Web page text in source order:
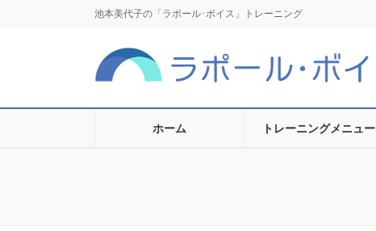
に
ョ
池本美代子の「ラポール･ボイス」トレーニング
ホーム トレーニングメニュー